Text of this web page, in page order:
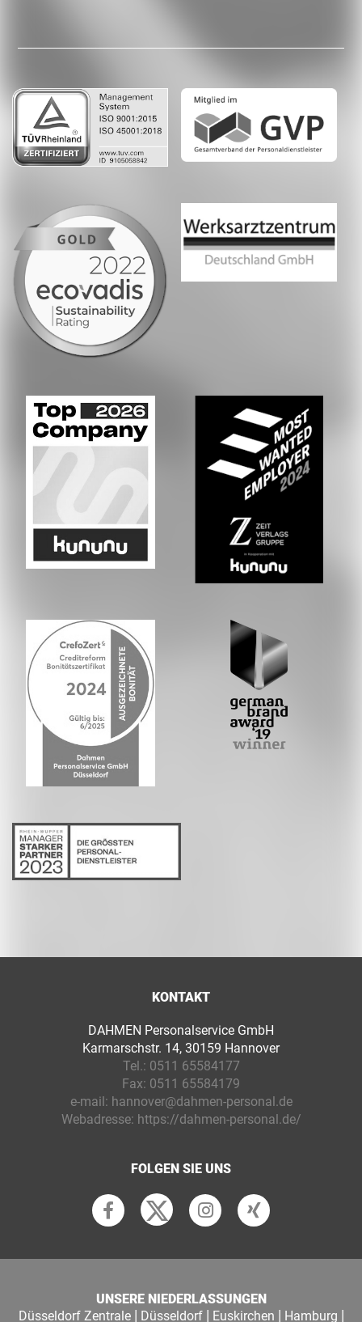
KONTAKT
DAHMEN Personalservice GmbH
Karmarschstr. 14, 30159 Hannover
Tel.: 0511 65584177
Fax: 0511 65584179
e-mail: hannover@dahmen-personal.de
Webadresse: https://dahmen-personal.de/
FOLGEN SIE UNS
UNSERE NIEDERLASSUNGEN
Düsseldorf Zentrale| Düsseldorf| Euskirchen | Hamburg |